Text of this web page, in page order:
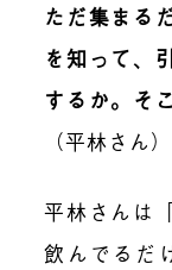
ただ集まる
を知って、
するか。そ
（平林さん）
平林さんは
飲んでるだ